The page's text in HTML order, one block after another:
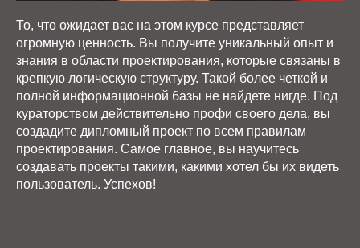
То, что ожидает вас на этом курсе представляет
огромную ценность. Вы получите уникальный опыт и
знания в области проектирования, которые связаны в
крепкую логическую структуру. Такой более четкой и
полной информационной базы не найдете нигде. Под
кураторством действительно профи своего дела, вы
создадите дипломный проект по всем правилам
проектирования. Самое главное, вы научитесь
создавать проекты такими, какими хотел бы их видеть
пользователь. Успехов!